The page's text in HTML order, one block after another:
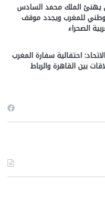
يهنئ الملك محمد السادس
للمغرب ويجدد موقف
الصحراء
احتفالية سفارة المغرب
بين القاهرة والرباط